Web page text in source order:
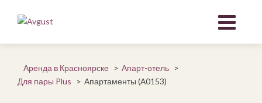
Аренда в Красноярске > Апарт-отель >
Для пары Plus
> Апартаменты (А0153)